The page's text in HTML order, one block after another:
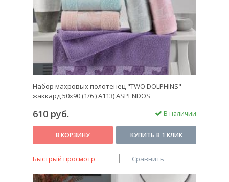
Набор махровых полотенец "TWO DOLPHINS"
жаккард 50х90 (1/6 ) A113) ASPENDOS
610 руб. В наличии
В КОРЗИНУ КУПИТЬ В 1 КЛИК
Быстрый просмотр Сравнить